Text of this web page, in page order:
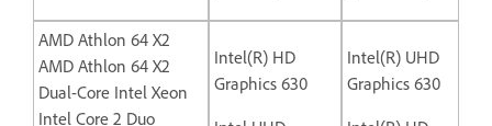
AMD Athlon 64 X2
AMD Athlon 64 X2
Dual-Core Intel Xeon
Intel Core 2 Duo
Intel(R) HD
Graphics 630
Intel(R) UHD
Graphics 630